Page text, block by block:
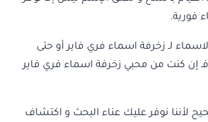
فورية.
لـ زخرفة اسماء فري فاير أو حتى
فـ إن كنت من محبي زخرفة اسماء فري فاير
لأننا نوفر عليك عناء البحث و اكتشاف